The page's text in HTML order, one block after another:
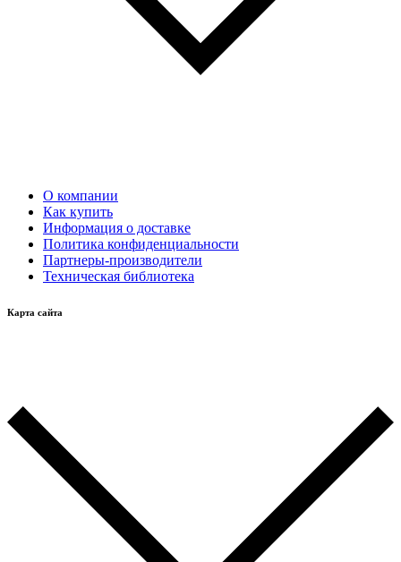
О компании
Как купить
Информация о доставке
Политика конфиденциальности
Партнеры-производители
Техническая библиотека
Карта сайта